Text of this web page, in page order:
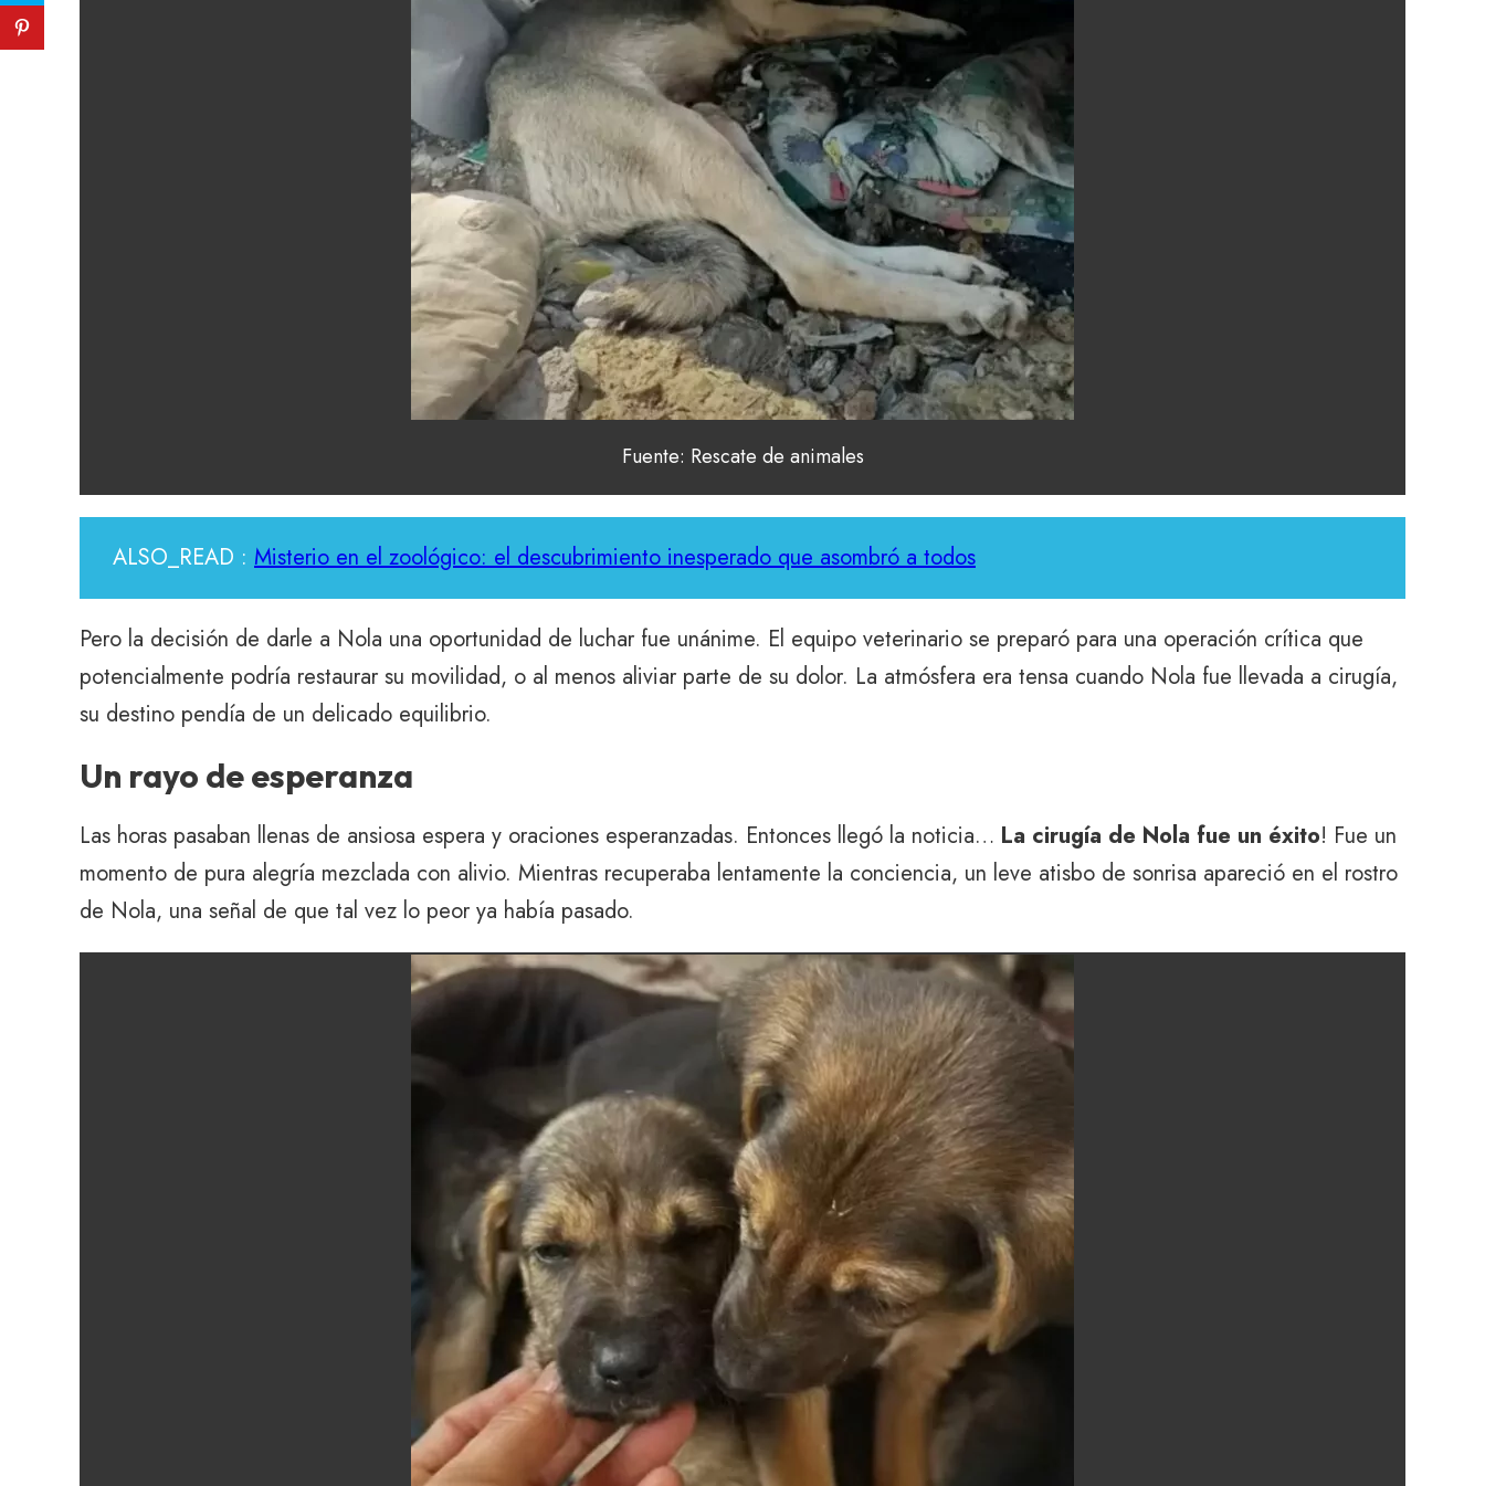
Fuente: Rescate de animales
ALSO_READ : Misterio en el zoológico: el descubrimiento inesperado que asombró a todos
Pero la decisión de darle a Nola una oportunidad de luchar fue unánime. El equipo veterinario se preparó para una operación crítica que
potencialmente podría restaurar su movilidad, o al menos aliviar parte de su dolor. La atmósfera era tensa cuando Nola fue llevada a cirugía,
su destino pendía de un delicado equilibrio.
Un rayo de esperanza
Las horas pasaban llenas de ansiosa espera y oraciones esperanzadas. Entonces llegó la noticia… La cirugía de Nola fue un éxito! Fue un
momento de pura alegría mezclada con alivio. Mientras recuperaba lentamente la conciencia, un leve atisbo de sonrisa apareció en el rostro
de Nola, una señal de que tal vez lo peor ya había pasado.